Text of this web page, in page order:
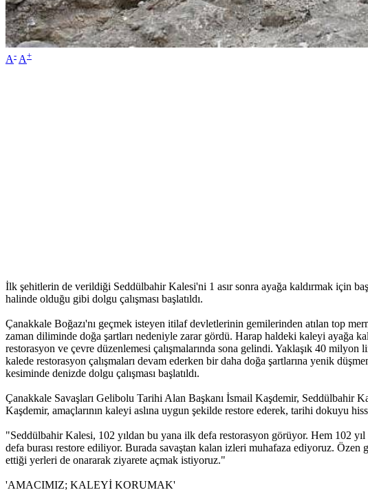
A- A+
İlk şehitlerin de verildiği Seddülbahir Kalesi'ni 1 asır sonra ayağa kaldırmak için
halinde olduğu gibi dolgu çalışması başlatıldı.
Çanakkale Boğazı'nı geçmek isteyen itilaf devletlerinin gemilerinden atılan top
zaman diliminde doğa şartları nedeniyle zarar gördü. Harap haldeki kaleyi ayağa
restorasyon ve çevre düzenlemesi çalışmalarında sona gelindi. Yaklaşık 40
kalede restorasyon çalışmaları devam ederken bir daha doğa şartlarına yenik
kesiminde denizde dolgu çalışması başlatıldı.
Çanakkale Savaşları Gelibolu Tarihi Alan Başkanı İsmail Kaşdemir, Seddülbahir
Kaşdemir, amaçlarının kaleyi aslına uygun şekilde restore ederek, tarihi dokuyu
"Seddülbahir Kalesi, 102 yıldan bu yana ilk defa restorasyon görüyor. Hem 102
defa burası restore ediliyor. Burada savaştan kalan izleri muhafaza ediyoruz.
ettiği yerleri de onararak ziyarete açmak istiyoruz."
'AMACIMIZ; KALEYİ KORUMAK'